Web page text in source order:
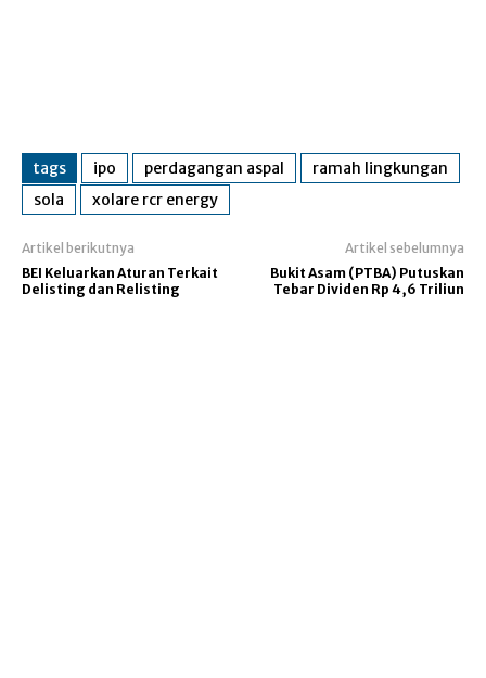
tags ipo perdagangan aspal
ramah lingkungan
sola
xolare rcr energy
Artikel berikutnya
BEI Keluarkan Aturan Terkait
Delisting dan Relisting
Artikel sebelumnya
Bukit Asam (PTBA) Putuskan
Tebar Dividen Rp 4,6 Triliun